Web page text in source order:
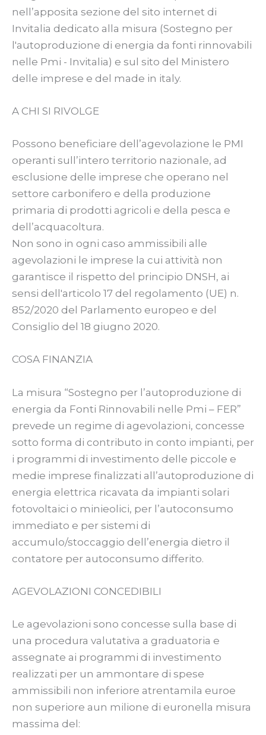
nell’apposita sezione del sito internet di
Invitalia dedicato alla misura (Sostegno per
l'autoproduzione di energia da fonti rinnovabili
nelle Pmi - Invitalia) e sul sito del Ministero
delle imprese e del made in italy.
A CHI SI RIVOLGE
Possono beneficiare dell’agevolazione le PMI
operanti sull’intero territorio nazionale, ad
esclusione delle imprese che operano nel
settore carbonifero e della produzione
primaria di prodotti agricoli e della pesca e
dell’acquacoltura.
Non sono in ogni caso ammissibili alle
agevolazioni le imprese la cui attività non
garantisce il rispetto del principio DNSH, ai
sensi dell'articolo 17 del regolamento (UE) n.
852/2020 del Parlamento europeo e del
Consiglio del 18 giugno 2020.
COSA FINANZIA
La misura “Sostegno per l’autoproduzione di
energia da Fonti Rinnovabili nelle Pmi – FER”
prevede un regime di agevolazioni, concesse
sotto forma di contributo in conto impianti, per
i programmi di investimento delle piccole e
medie imprese finalizzati all’autoproduzione di
energia elettrica ricavata da impianti solari
fotovoltaici o minieolici, per l’autoconsumo
immediato e per sistemi di
accumulo/stoccaggio dell’energia dietro il
contatore per autoconsumo differito.
AGEVOLAZIONI CONCEDIBILI
Le agevolazioni sono concesse sulla base di
una procedura valutativa a graduatoria e
assegnate ai programmi di investimento
realizzati per un ammontare di spese
ammissibili non inferiore atrentamila euroe
non superiore aun milione di euronella misura
massima del: